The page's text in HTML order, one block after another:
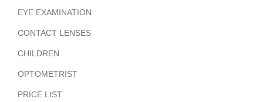
EYE EXAMINATION
CONTACT LENSES
CHILDREN
OPTOMETRIST
PRICE LIST